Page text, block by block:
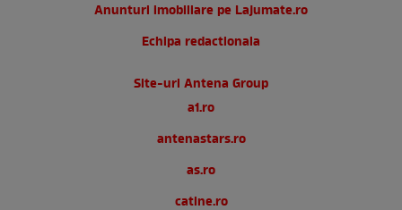
Anunturi imobiliare pe Lajumate.ro
Echipa redactionala
Site-uri Antena Group
a1.ro
antenastars.ro
as.ro
catine.ro